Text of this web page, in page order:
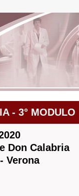
- 3° MODULO
Don Calabria
Verona